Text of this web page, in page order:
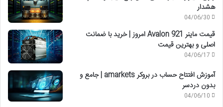
هشدار
04/06/30
قیمت ماینر Avalon 921 امروز | خرید با ضمانت
اصلی و بهترین قیمت
04/06/17
آموزش افتتاح حساب در بروکر amarkets | جامع و
بدون دردسر
04/06/10